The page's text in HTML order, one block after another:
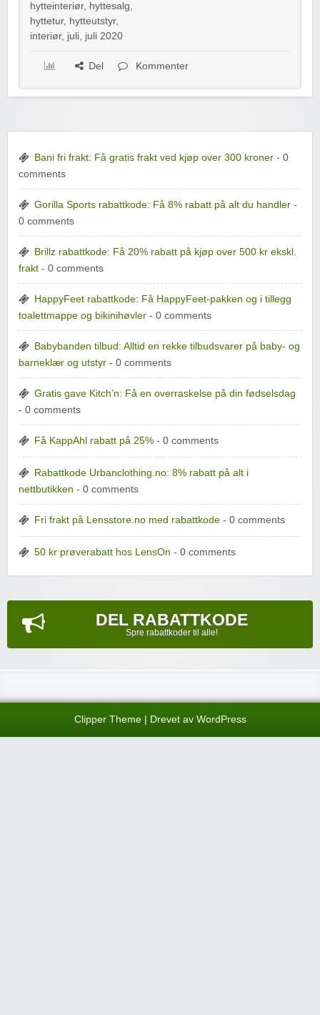
hytteinteriør, hyttesalg,
hyttetur, hytteutstyr,
interiør, juli, juli 2020
Del Kommenter
Bani fri frakt: Få gratis frakt ved kjøp over 300 kroner - 0
comments
Gorilla Sports rabattkode: Få 8% rabatt på alt du handler -
0 comments
Brillz rabattkode: Få 20% rabatt på kjøp over 500 kr ekskl.
frakt - 0 comments
HappyFeet rabattkode: Få HappyFeet-pakken og i tillegg
toalettmappe og bikinihøvler - 0 comments
Babybanden tilbud: Alltid en rekke tilbudsvarer på baby- og
barneklær og utstyr - 0 comments
Gratis gave Kitch’n: Få en overraskelse på din fødselsdag
- 0 comments
Få KappAhl rabatt på 25% - 0 comments
Rabattkode Urbanclothing.no: 8% rabatt på alt i
nettbutikken - 0 comments
Fri frakt på Lensstore.no med rabattkode - 0 comments
50 kr prøverabatt hos LensOn - 0 comments
DEL RABATTKODE
Spre rabattkoder til alle!
Clipper Theme| Drevet av WordPress